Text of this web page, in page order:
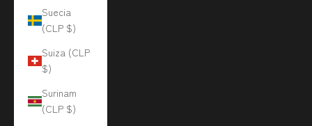
Suecia
(CLP $)
Suiza (CLP
$)
Surinam
(CLP $)